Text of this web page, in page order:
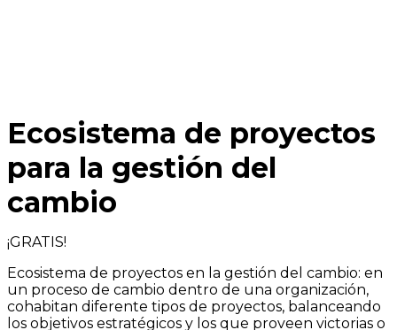
Ecosistema de proyectos
para la gestión del
cambio
¡GRATIS!
Ecosistema de proyectos en la gestión del cambio: en
un proceso de cambio dentro de una organización,
cohabitan diferente tipos de proyectos, balanceando
los objetivos estratégicos y los que proveen victorias o